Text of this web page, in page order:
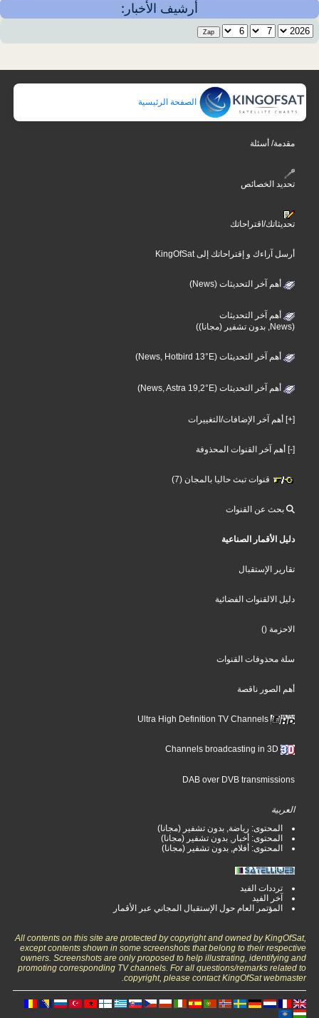
أرشيف الأخبار:
الصفحة الرئيسية
مقدمة/ أسئلة
تحديد الخصائص
تحديثاتك/اقتراحاتك
أرسل آراءك و إقتراحاتك إلى KingOfSat
أهم آخر التحديثات (News)
أهم آخر التحديثات
(News, بدون تشفير (مجانا))
أهم آخر التحديثات (News, Hotbird 13°E)
أهم آخر التحديثات (News, Astra 19,2°E)
[+] أهم آخر الإضافات/التغييرات
[-] أهم آخر القنوات المحذوفة
قنوات تبث حاليا بالمجان (7)
بحث عن القنوات
دليل الأقمار الصناعية
تقارير الإستقبال
دليل الالقنوات الفضائية
الاحزمة ()
سلة محذوفات القنوات
أهم الصور ناقصة
Ultra High Definition TV Channels
DAB over DVB transmissions
العربية
المحتوى: رياضة, بدون تشفير (مجانا)
المحتوى: أخبار, بدون تشفير (مجانا)
المحتوى: أفلام, بدون تشفير (مجانا)
ترددات الفيد
آخر الفيد
المؤتمر العام حول الإستقبال المجاني عبر الأقمار
All contents on this site are protected by copyright and owned by KingOfSat,
except contents shown in some screenshots that belong to their respective
owners. Screenshots are only proposed to help illustrating, identifying and
promoting corresponding TV channels. For all questions/remarks related to
copyright, please contact KingOfSat webmaster.